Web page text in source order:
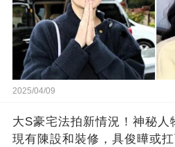
2025/04/09
大S豪宅法拍新情況！神秘人
現有陳設和裝修，具俊曄或